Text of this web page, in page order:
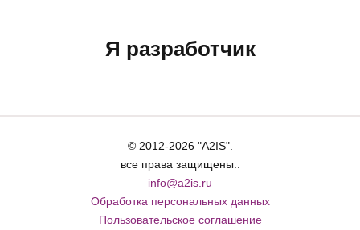
Я разработчик
© 2012-2026 "A2IS".
все права защищены..
info@a2is.ru
Обработка персональных данных
Пользовательское соглашение